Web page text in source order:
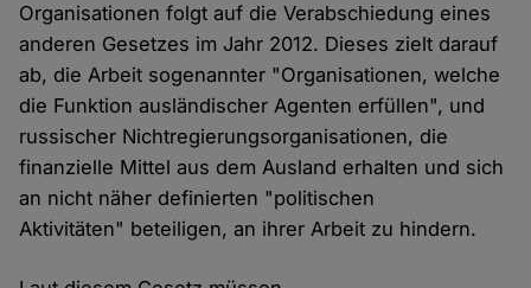
Organisationen folgt auf die Verabschiedung eines
anderen Gesetzes im Jahr 2012. Dieses zielt darauf
ab, die Arbeit sogenannter "Organisationen, welche
die Funktion ausländischer Agenten erfüllen", und
russischer Nichtregierungsorganisationen, die
finanzielle Mittel aus dem Ausland erhalten und sich
an nicht näher definierten "politischen
Aktivitäten" beteiligen, an ihrer Arbeit zu hindern.